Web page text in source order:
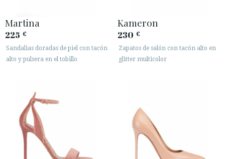
Martina
225 €
Sandalias doradas de piel con tacón
alto y pulsera en el tobillo
Kameron
230 €
Zapatos de salón con tacón alto en
glitter multicolor